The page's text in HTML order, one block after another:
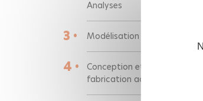
Analyses
3 • Modélisation et calculs
4 •
Conception et réalisation -
fabrication additive